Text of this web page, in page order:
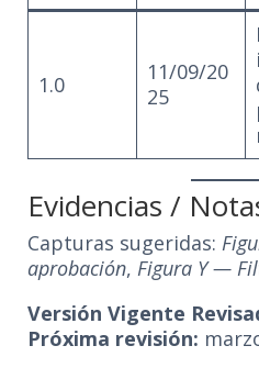
1.0
11/09/20
25
Evidencias /
Capturas sugeridas:
aprobación, Figura Y —
Versión Vigente
Próxima revisión: